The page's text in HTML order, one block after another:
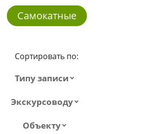
Самокатные
Сортировать по:
Типу записи
Экскурсоводу
Объекту